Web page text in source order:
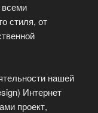
стиля, от
нашей
Интернет
проект,